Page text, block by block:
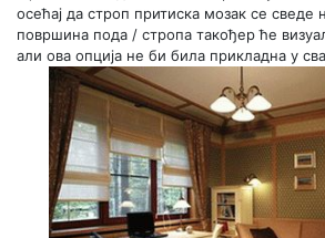
осећај да строп притиска мозак се сведе
површина пода / стропа такођер ће
али ова опција не би била прикладна у